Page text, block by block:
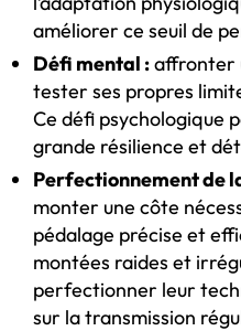
améliorer ce seuil de
Défi mental :affronter
tester ses propres
Ce défi psychologique
grande résilience et
Perfectionnement de
monter une côte
pédalage précise et
montées raides et
perfectionner leur
sur la transmission